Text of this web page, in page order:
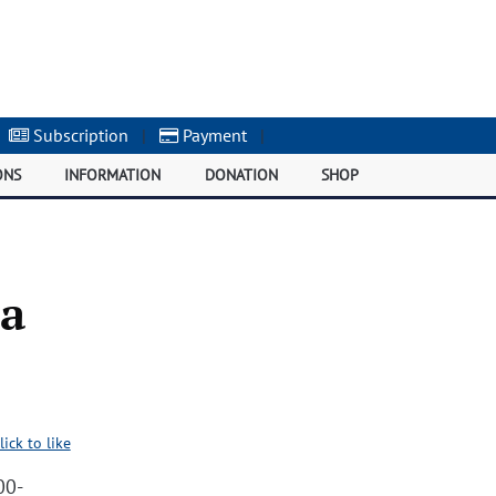
Subscription | Payment |
INFORMATION DONATION SHOP
to like